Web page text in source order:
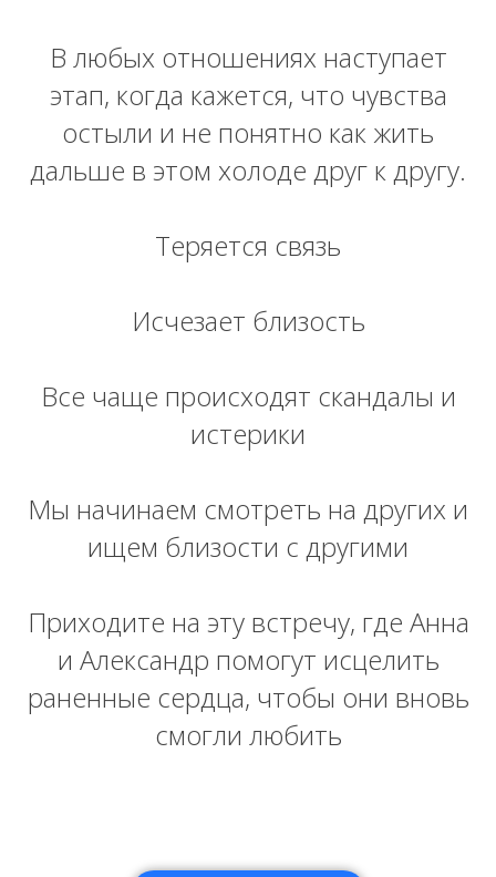
В любых отношениях наступает
этап, когда кажется, что чувства
остыли и не понятно как жить
дальше в этом холоде друг к другу.
Теряется связь
Исчезает близость
Все чаще происходят скандалы и
истерики
Мы начинаем смотреть на других и
ищем близости с другими
Приходите на эту встречу, где Анна
и Александр помогут исцелить
раненные сердца, чтобы они вновь
смогли любить